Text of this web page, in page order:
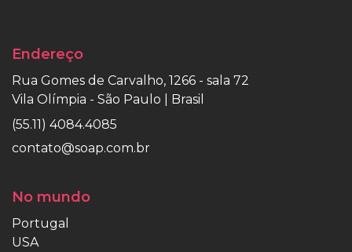
Endereço
Rua Gomes de Carvalho, 1266 - sala 72
Vila Olímpia - São Paulo | Brasil
(55.11) 4084.4085
contato@soap.com.br
No mundo
Portugal
USA